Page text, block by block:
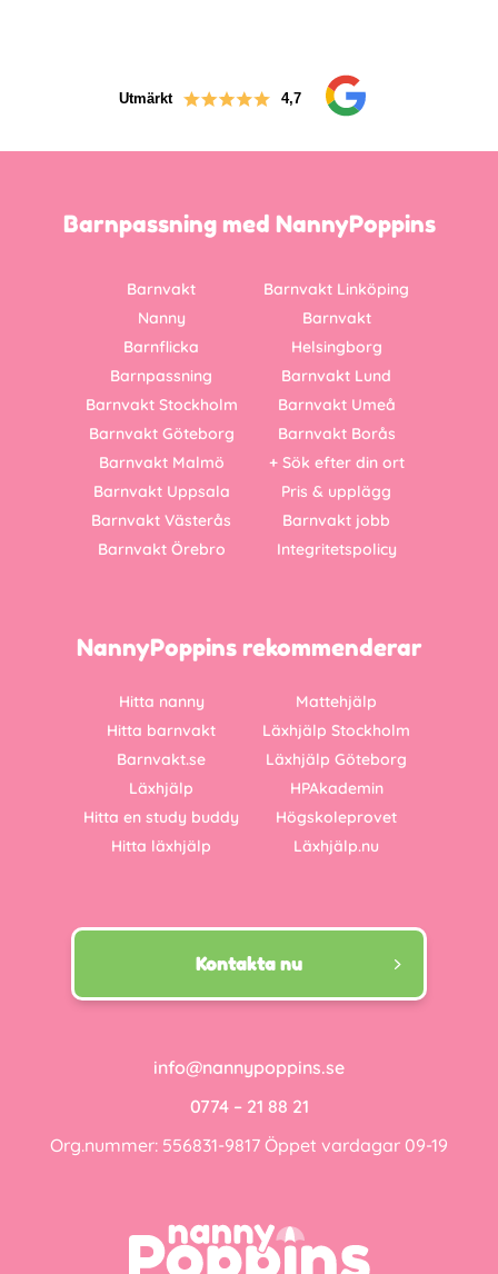
Utmärkt 4,7
Barnpassning med NannyPoppins
Barnvakt
Nanny
Barnflicka
Barnpassning
Barnvakt Stockholm
Barnvakt Göteborg
Barnvakt Malmö
Barnvakt Uppsala
Barnvakt Västerås
Barnvakt Örebro
Barnvakt Linköping
Barnvakt
Helsingborg
Barnvakt Lund
Barnvakt Umeå
Barnvakt Borås
+ Sök efter din ort
Pris & upplägg
Barnvakt jobb
Integritetspolicy
NannyPoppins rekommenderar
Hitta nanny
Hitta barnvakt
Barnvakt.se
Läxhjälp
Hitta en study buddy
Hitta läxhjälp
Mattehjälp
Läxhjälp Stockholm
Läxhjälp Göteborg
HPAkademin
Högskoleprovet
Läxhjälp.nu
info@nannypoppins.se
0774 – 21 88 21
Org.nummer: 556831-9817 Öppet vardagar 09-19
Kontakta nu